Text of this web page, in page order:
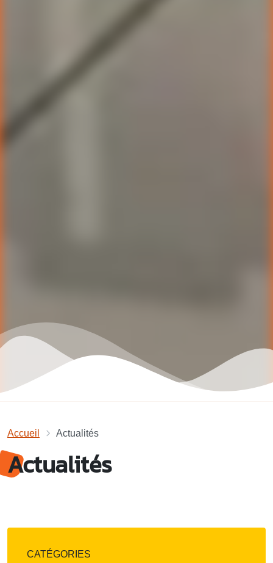
Accueil Actualités
Actualités
CATÉGORIES